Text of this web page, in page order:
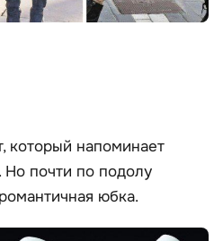
который напоминает
почти по подолу
юбка.